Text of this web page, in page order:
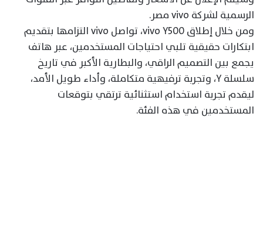
الرسمية لشركة vivo مصر.
ومن خلال إطلاق vivo Y500، تواصل vivo التزامها بتقديم
ابتكارات حقيقية تلبي احتياجات المستخدمين، عبر هاتف
يجمع بين التصميم الراقي، والبطارية الأكبر في تاريخ
سلسلة Y، وتجربة ترفيهية متكاملة، وأداء طويل الأمد،
ليقدم تجربة استخدام استثنائية ترتقي بتوقعات
المستخدمين في هذه الفئة.